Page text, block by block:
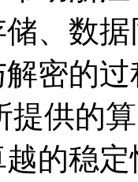
储、
密的过
提供的
卓越的